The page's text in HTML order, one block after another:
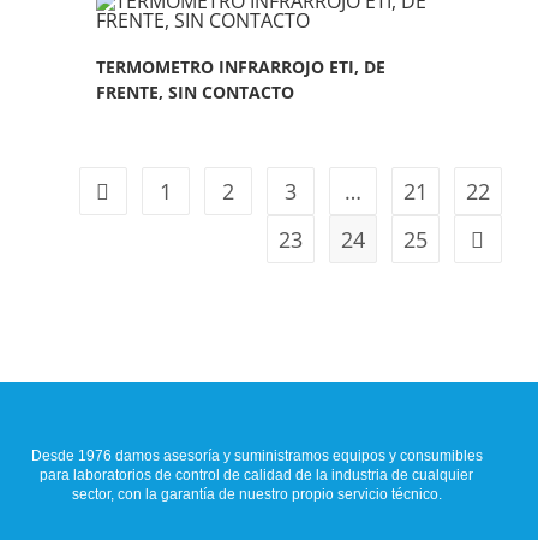
TERMOMETRO INFRARROJO ETI, DE
FRENTE, SIN CONTACTO
1 2 3 … 21
22
23
24 25
Desde 1976 damos asesoría y suministramos equipos y consumibles
para laboratorios de control de calidad de la industria de cualquier
sector, con la garantía de nuestro propio servicio técnico.